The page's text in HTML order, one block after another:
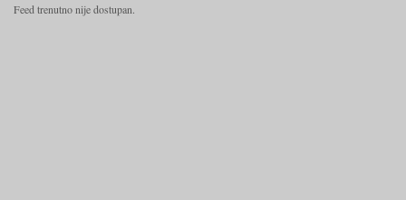
Feed trenutno nije dostupan.